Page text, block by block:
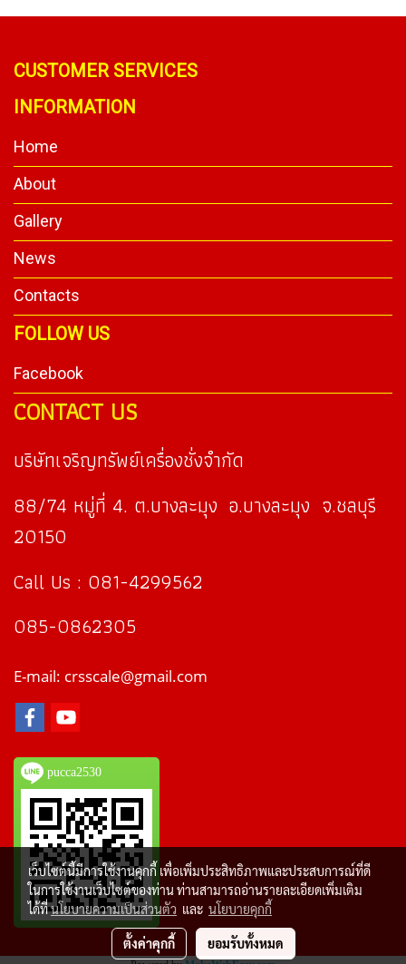
CUSTOMER SERVICES
INFORMATION
Home
About
Gallery
News
Contacts
FOLLOW US
Facebook
CONTACT US
บริษัทเจริญทรัพย์เครื่องชั่งจำกัด
88/74 หมู่ที่ 4. ต.บางละมุง อ.บางละมุง จ.ชลบุรี
20150
Call Us : 081-4299562
085-0862305
E-mail: crsscale@gmail.com
pucca2530
เว็บไซต์นี้มีการใช้งานคุกกี้ เพื่อเพิ่มประสิทธิภาพและประสบการณ์ที่ดี
ในการใช้งานเว็บไซต์ของท่าน ท่านสามารถอ่านรายละเอียดเพิ่มเติม
ได้ที่นโยบายความเป็นส่วนตัว และ นโยบายคุกกี้
ตั้งค่าคุกกี้ ยอมรับทั้งหมด